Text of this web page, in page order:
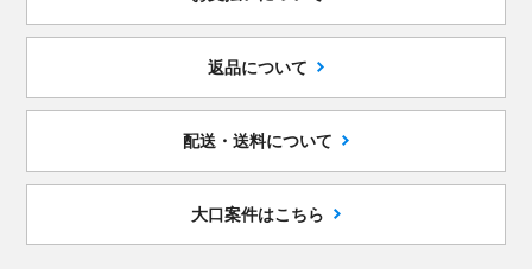
返品について
配送・送料について
大口案件はこちら